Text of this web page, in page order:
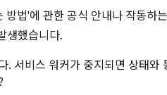
법'에 관한 공식 안내나 작동하
생했습니다.
. 서비스 워커가 중지되면 상태와